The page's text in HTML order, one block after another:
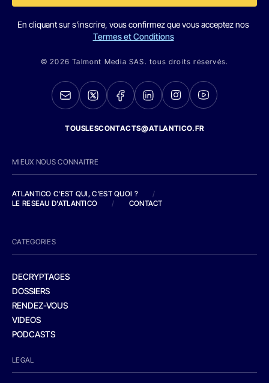
En cliquant sur s'inscrire, vous confirmez que vous acceptez nos
Termes et Conditions
© 2026 Talmont Media SAS. tous droits réservés.
TOUSLESCONTACTS@ATLANTICO.FR
MIEUX NOUS CONNAITRE
ATLANTICO C'EST QUI, C'EST QUOI ?
/
LE RESEAU D'ATLANTICO
/ CONTACT
CATEGORIES
DECRYPTAGES
DOSSIERS
RENDEZ-VOUS
VIDEOS
PODCASTS
LEGAL